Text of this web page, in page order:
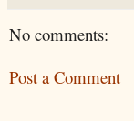
No comments:
Post a Comment